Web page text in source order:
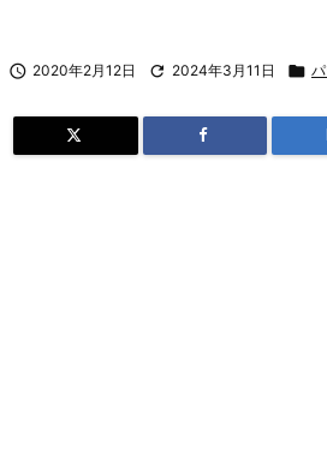
 2020年2月12日  2024年3月11日 